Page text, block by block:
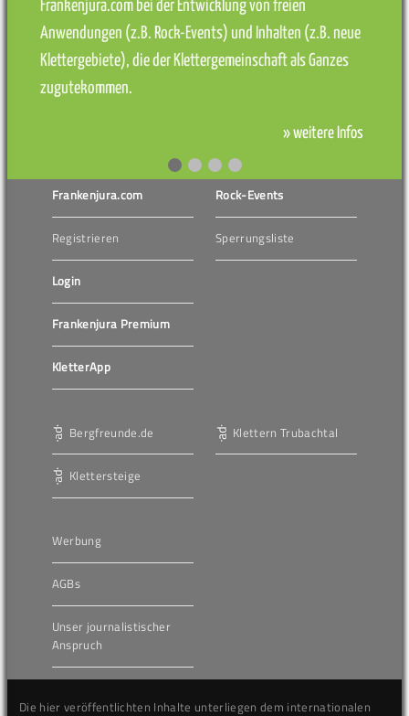
Frankenjura.com bei der Entwicklung von freien
Anwendungen (z.B. Rock-Events) und Inhalten (z.B. neue
Klettergebiete), die der Klettergemeinschaft als Ganzes
zugutekommen.
» weitere Infos
Frankenjura.com
Registrieren
Login
Frankenjura Premium
KletterApp
Rock-Events
Sperrungsliste
Bergfreunde.de
Klettersteige
Klettern Trubachtal
Werbung
AGBs
Unser journalistischer
Anspruch
Die hier veröffentlichten Inhalte unterliegen dem internationalen